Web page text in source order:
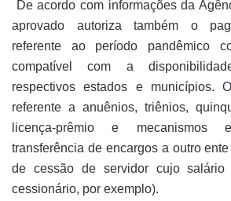
De acordo com informações da
aprovado autoriza também o
referente ao período pandêmico
compatível com a
respectivos estados e municípios.
referente a anuênios, triênios,
licença-prêmio e mecanismos
transferência de encargos a outro
de cessão de servidor cujo
cessionário, por exemplo).